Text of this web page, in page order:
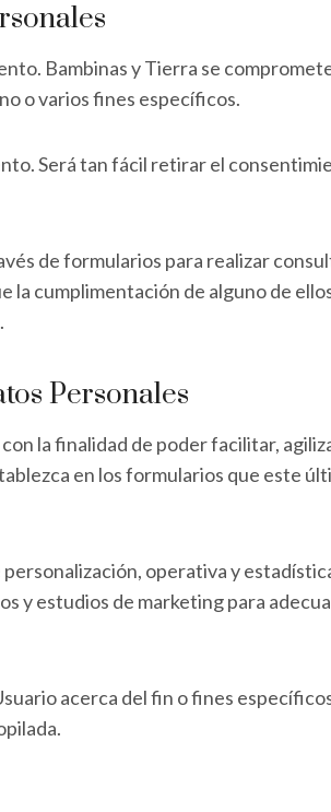
Bambinas y Tierra se
o varios fines específicos.
Será tan fácil retirar el
de formularios para realizar
cumplimentación de alguno de
Personales
la finalidad de poder facilitar,
en los formularios que este
operativa y
y estudios de marketing para
acerca del fin o fines